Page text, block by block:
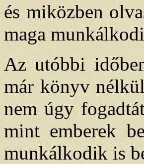
és miközben
maga
Az utóbbi
már könyv
nem úgy
mint emberek
munkálkodik is